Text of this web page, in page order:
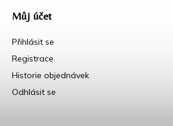
Můj účet
Přihlásit se
Registrace
Historie objednávek
Odhlásit se